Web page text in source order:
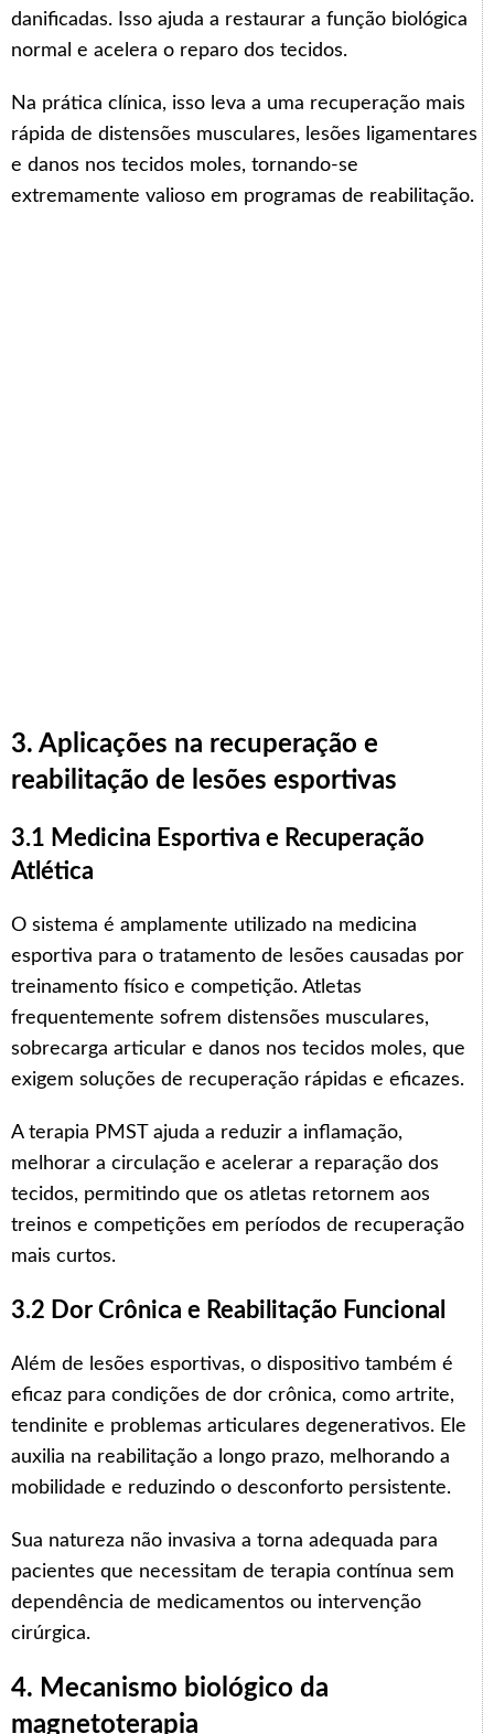
danificadas. Isso ajuda a restaurar a função biológica
normal e acelera o reparo dos tecidos.
Na prática clínica, isso leva a uma recuperação mais
rápida de distensões musculares, lesões ligamentares
e danos nos tecidos moles, tornando-se
extremamente valioso em programas de reabilitação.
3. Aplicações na recuperação e
reabilitação de lesões esportivas
3.1 Medicina Esportiva e Recuperação
Atlética
O sistema é amplamente utilizado na medicina
esportiva para o tratamento de lesões causadas por
treinamento físico e competição. Atletas
frequentemente sofrem distensões musculares,
sobrecarga articular e danos nos tecidos moles, que
exigem soluções de recuperação rápidas e eficazes.
A terapia PMST ajuda a reduzir a inflamação,
melhorar a circulação e acelerar a reparação dos
tecidos, permitindo que os atletas retornem aos
treinos e competições em períodos de recuperação
mais curtos.
3.2 Dor Crônica e Reabilitação Funcional
Além de lesões esportivas, o dispositivo também é
eficaz para condições de dor crônica, como artrite,
tendinite e problemas articulares degenerativos. Ele
auxilia na reabilitação a longo prazo, melhorando a
mobilidade e reduzindo o desconforto persistente.
Sua natureza não invasiva a torna adequada para
pacientes que necessitam de terapia contínua sem
dependência de medicamentos ou intervenção
cirúrgica.
4. Mecanismo biológico da
magnetoterapia